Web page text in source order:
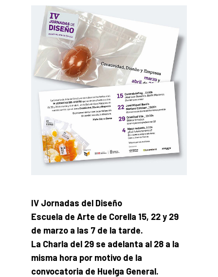
IV Jornadas del Diseño
Escuela de Arte de Corella 15, 22 y 29
de marzo a las 7 de la tarde.
La Charla del 29 se adelanta al 28 a la
misma hora por motivo de la
convocatoria de Huelga General.